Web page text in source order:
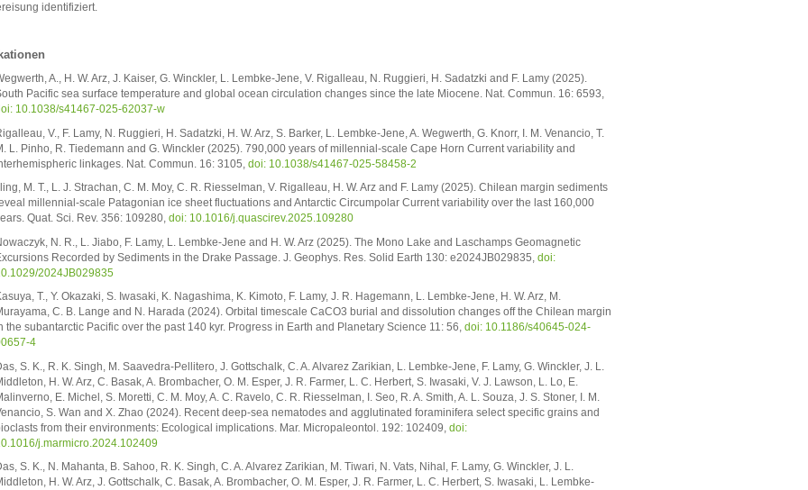
identifiziert.
A., H. W. Arz, J. Kaiser, G. Winckler, L. Lembke-Jene, V. Rigalleau, N. Ruggieri, H. Sadatzki and F. Lamy (2025).
Pacific sea surface temperature and global ocean circulation changes since the late Miocene. Nat. Commun. 16: 6593,
10.1038/s41467-025-62037-w
V., F. Lamy, N. Ruggieri, H. Sadatzki, H. W. Arz, S. Barker, L. Lembke-Jene, A. Wegwerth, G. Knorr, I. M. Venancio, T.
L. Pinho, R. Tiedemann and G. Winckler (2025). 790,000 years of millennial-scale Cape Horn Current variability and
linkages. Nat. Commun. 16: 3105, doi: 10.1038/s41467-025-58458-2
Illing, M. T., L. J. Strachan, C. M. Moy, C. R. Riesselman, V. Rigalleau, H. W. Arz and F. Lamy (2025). Chilean margin sediments
millennial-scale Patagonian ice sheet fluctuations and Antarctic Circumpolar Current variability over the last 160,000
Quat. Sci. Rev. 356: 109280, doi: 10.1016/j.quascirev.2025.109280
N. R., L. Jiabo, F. Lamy, L. Lembke-Jene and H. W. Arz (2025). The Mono Lake and Laschamps Geomagnetic
Recorded by Sediments in the Drake Passage. J. Geophys. Res. Solid Earth 130: e2024JB029835, doi:
2024JB029835
T., Y. Okazaki, S. Iwasaki, K. Nagashima, K. Kimoto, F. Lamy, J. R. Hagemann, L. Lembke-Jene, H. W. Arz, M.
C. B. Lange and N. Harada (2024). Orbital timescale CaCO3 burial and dissolution changes off the Chilean margin
the subantarctic Pacific over the past 140 kyr. Progress in Earth and Planetary Science 11: 56, doi: 10.1186/s40645-024-
4
S. K., R. K. Singh, M. Saavedra-Pellitero, J. Gottschalk, C. A. Alvarez Zarikian, L. Lembke-Jene, F. Lamy, G. Winckler, J. L.
H. W. Arz, C. Basak, A. Brombacher, O. M. Esper, J. R. Farmer, L. C. Herbert, S. Iwasaki, V. J. Lawson, L. Lo, E.
E. Michel, S. Moretti, C. M. Moy, A. C. Ravelo, C. R. Riesselman, I. Seo, R. A. Smith, A. L. Souza, J. S. Stoner, I. M.
S. Wan and X. Zhao (2024). Recent deep-sea nematodes and agglutinated foraminifera select specific grains and
from their environments: Ecological implications. Mar. Micropaleontol. 192: 102409, doi:
j.marmicro.2024.102409
S. K., N. Mahanta, B. Sahoo, R. K. Singh, C. A. Alvarez Zarikian, M. Tiwari, N. Vats, Nihal, F. Lamy, G. Winckler, J. L.
H. W. Arz, J. Gottschalk, C. Basak, A. Brombacher, O. M. Esper, J. R. Farmer, L. C. Herbert, S. Iwasaki, L. Lembke-